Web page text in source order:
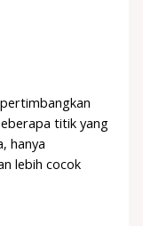
titik yang
hanya
lebih cocok